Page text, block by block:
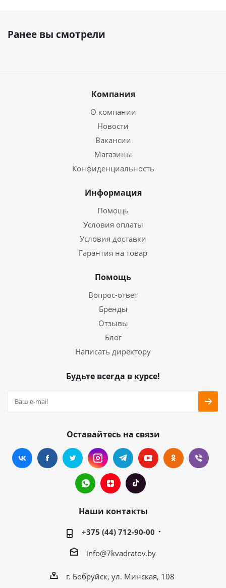
Ранее вы смотрели
Компания
О компании
Новости
Вакансии
Магазины
Конфиденциальность
Информация
Помощь
Условия оплаты
Условия доставки
Гарантия на товар
Помощь
Вопрос-ответ
Бренды
Отзывы
Блог
Написать директору
Будьте всегда в курсе!
Оставайтесь на связи
Наши контакты
+375 (44) 712-90-00
info@7kvadratov.by
г. Бобруйск, ул. Минская, 108